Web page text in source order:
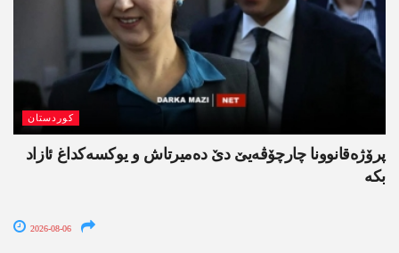
کوردستان
پرۆژەقانوونا چارچۆڤەیێ دێ دەمیرتاش و یوکسەکداغ ئازاد
بکە
2026-08-06